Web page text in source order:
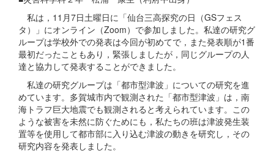
私は，11月7日土曜日に「仙台三高探究の日（GSフェス
タ）」にオンライン（Zoom）で参加しました。私達の研究グ
ループは学校外での発表は今回が初めてで，また発表順が1番
最初だったこともあり，緊張しましたが，同じグループの人
達と協力して発表することができました。
私達の研究グループは「都市型津波」についての研究を進
めています。多賀城市内で観測された「都市型津波」は，南
海トラフ巨大地震でも観測されると考えられています。この
ような被害を未然に防ぐためにも，私たちの班は津波発生装
置等を使用して都市部に入り込む津波の動きを研究し，その
研究内容を発表しました。